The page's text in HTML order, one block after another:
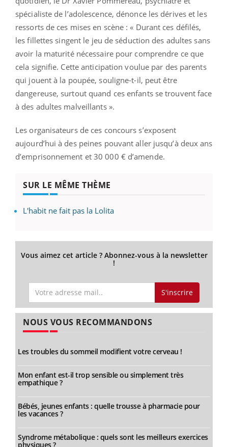
spécialiste de l’adolescence, dénonce les dérives et les
ressorts de ces mises en scène : « Durant ces défilés,
les fillettes singent le jeu de séduction des adultes sans
avoir la maturité nécessaire pour comprendre ce que
cela signifie. Cette anticipation voulue par des parents
qui jouent à la poupée, souligne-t-il, peut être
dangereuse, surtout quand ces enfants se trouvent face
à des adultes malveillants ».
Les organisateurs de ces concours s’exposent
aujourd’hui à des peines pouvant aller jusqu’à deux ans
d’emprisonnement et 30 000 € d’amende.
SUR LE MÊME THÈME
L'habit ne fait pas la Lolita
Vous aimez cet article ? Abonnez-vous à la newsletter
!
S'inscrire
NOUS VOUS RECOMMANDONS
Les troubles du sommeil modifient votre cerveau !
Mon enfant est-il trop sensible ou simplement très
empathique ?
Bébés, jeunes enfants : quelle trousse à pharmacie pour
les vacances ?
Syndrome métabolique : quels sont les meilleurs exercices
physiques ?